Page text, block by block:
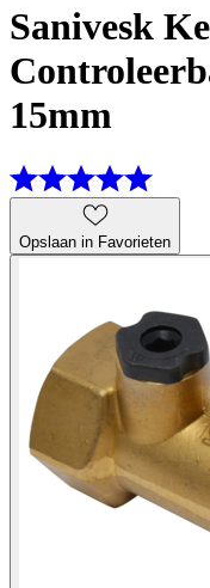
Sanivesk
15mm
Opslaan in Favorieten